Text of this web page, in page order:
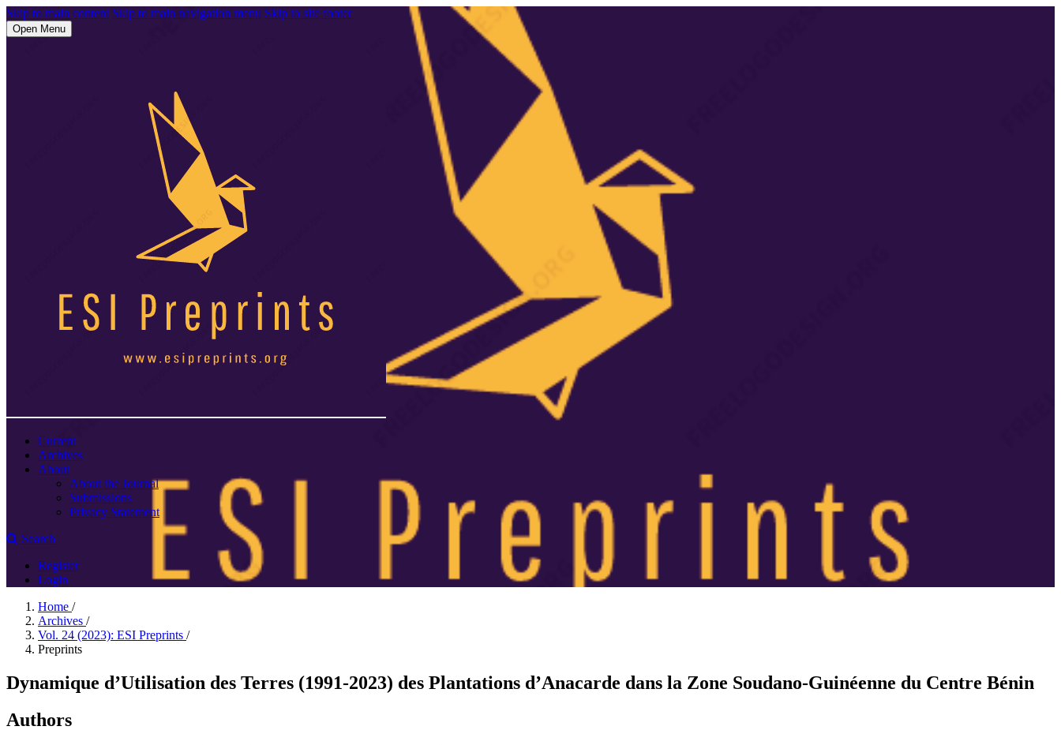
Skip to main content Skip to main navigation menu Skip to site footer
Open Menu
Current
Archives
About
About the Journal
Submissions
Privacy Statement
Search
Register
Login
Home /
Archives /
Vol. 24 (2023): ESI Preprints /
Preprints
Dynamique d’Utilisation des Terres (1991-2023) des Plantations d’Anacarde dans la Zone Soudano-Guinéenne du Centre Bénin
Authors